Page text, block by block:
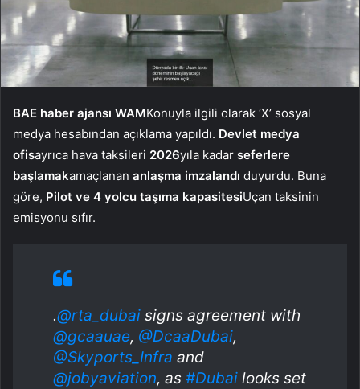
BAE haber ajansı WAMKonuyla ilgili olarak ‘X’ sosyal
medya hesabından açıklama yapıldı. Devlet medya
ofisayrıca hava taksileri 2026yıla kadar seferlere
başlamakamaçlanan anlaşma imzalandı duyurdu. Buna
göre, Pilot ve 4 yolcu taşıma kapasitesiUçan taksinin
emisyonu sıfır.
.@rta_dubai signs agreement with
@gcaauae, @DcaaDubai,
@Skyports_Infra and
@jobyaviation, as #Dubai looks set